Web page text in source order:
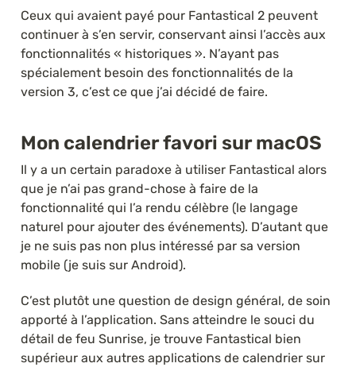
Ceux qui avaient payé pour Fantastical 2 peuvent
continuer à s’en servir, conservant ainsi l’accès aux
fonctionnalités « historiques ». N’ayant pas
spécialement besoin des fonctionnalités de la
version 3, c’est ce que j’ai décidé de faire.
Mon calendrier favori sur macOS
Il y a un certain paradoxe à utiliser Fantastical alors
que je n’ai pas grand-chose à faire de la
fonctionnalité qui l’a rendu célèbre (le langage
naturel pour ajouter des événements). D’autant que
je ne suis pas non plus intéressé par sa version
mobile (je suis sur Android).
C’est plutôt une question de design général, de soin
apporté à l’application. Sans atteindre le souci du
détail de feu Sunrise, je trouve Fantastical bien
supérieur aux autres applications de calendrier sur